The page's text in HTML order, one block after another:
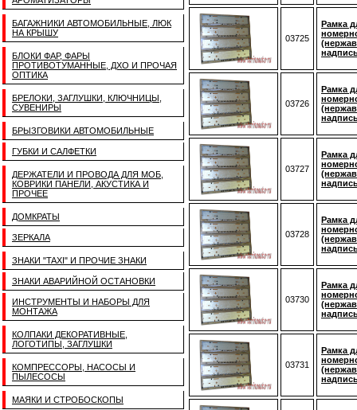
БАГАЖНИКИ АВТОМОБИЛЬНЫЕ, ЛЮК
НА КРЫШУ
БЛОКИ ФАР, ФАРЫ
ПРОТИВОТУМАННЫЕ, ДХО И ПРОЧАЯ
ОПТИКА
БРЕЛОКИ, ЗАГЛУШКИ, КЛЮЧНИЦЫ,
СУВЕНИРЫ
БРЫЗГОВИКИ АВТОМОБИЛЬНЫЕ
ГУБКИ И САЛФЕТКИ
ДЕРЖАТЕЛИ И ПРОВОДА ДЛЯ МОБ,
КОВРИКИ ПАНЕЛИ, АКУСТИКА И
ПРОЧЕЕ
ДОМКРАТЫ
ЗЕРКАЛА
ЗНАКИ "TAXI" И ПРОЧИЕ ЗНАКИ
ЗНАКИ АВАРИЙНОЙ ОСТАНОВКИ
ИНСТРУМЕНТЫ И НАБОРЫ ДЛЯ
МОНТАЖА
КОЛПАКИ ДЕКОРАТИВНЫЕ,
ЛОГОТИПЫ, ЗАГЛУШКИ
КОМПРЕССОРЫ, НАСОСЫ И
ПЫЛЕСОСЫ
МАЯКИ И СТРОБОСКОПЫ
03725
Рамка
03726
Рамка
03727
Рамка
03728
Рамка
03730
Рамка
03731
Рамка